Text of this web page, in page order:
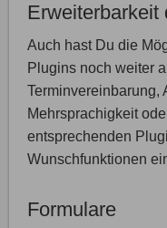
Erweiterbarkeit
Auch hast Du die
Plugins noch weiter
Terminvereinbarung,
Mehrsprachigkeit
entsprechenden
Wunschfunktionen
Formulare